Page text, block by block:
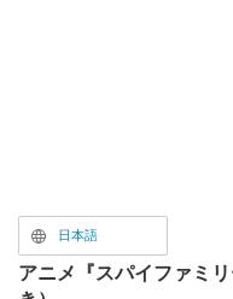
日本語
アニメ『スパイファミ